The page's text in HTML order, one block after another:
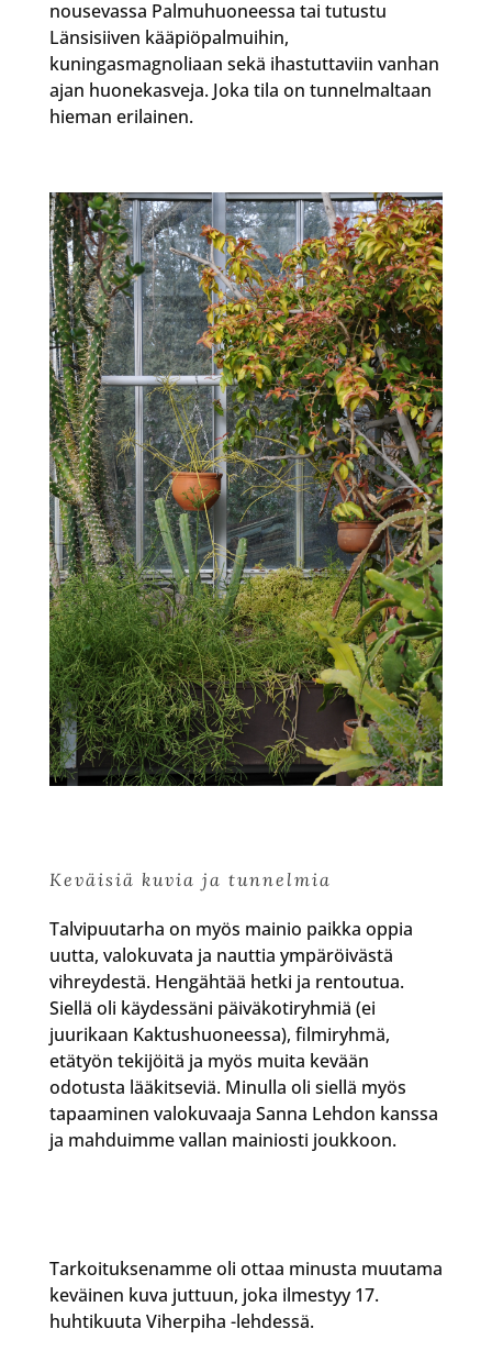
nousevassa Palmuhuoneessa tai tutustu
Länsisiiven kääpiöpalmuihin,
kuningasmagnoliaan sekä ihastuttaviin vanhan
ajan huonekasveja. Joka tila on tunnelmaltaan
hieman erilainen.
Keväisiä kuvia ja tunnelmia
Talvipuutarha on myös mainio paikka oppia
uutta, valokuvata ja nauttia ympäröivästä
vihreydestä. Hengähtää hetki ja rentoutua.
Siellä oli käydessäni päiväkotiryhmiä (ei
juurikaan Kaktushuoneessa), filmiryhmä,
etätyön tekijöitä ja myös muita kevään
odotusta lääkitseviä. Minulla oli siellä myös
tapaaminen valokuvaaja Sanna Lehdon kanssa
ja mahduimme vallan mainiosti joukkoon.
Tarkoituksenamme oli ottaa minusta muutama
keväinen kuva juttuun, joka ilmestyy 17.
huhtikuuta Viherpiha -lehdessä.